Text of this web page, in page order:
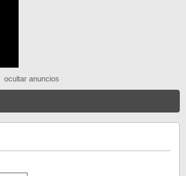
ocultar anuncios